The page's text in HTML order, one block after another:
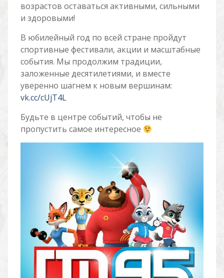
возрастов оставаться активными, сильными
и здоровыми!
В юбилейный год по всей стране пройдут
спортивные фестивали, акции и масштабные
события. Мы продолжим традиции,
заложенные десятилетиями, и вместе
уверенно шагнем к новым вершинам:
vk.cc/cUjT4L
Будьте в центре событий, чтобы не
пропустить самое интересное